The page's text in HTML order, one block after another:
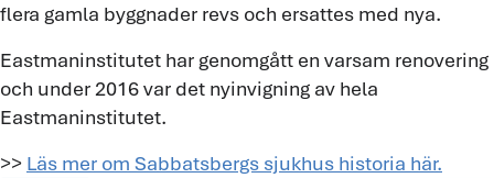
flera gamla byggnader revs och ersattes med nya.
Eastmaninstitutet har genomgått en varsam renovering
och under 2016 var det nyinvigning av hela
Eastmaninstitutet.
>> Läs mer om Sabbatsbergs sjukhus historia här.